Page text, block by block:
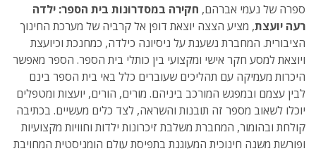
ספרה של נעמי אברהם, חקירה במסדרונות בית הספר: ילדה
רעה יועצת, מציע הצצה יוצאת דופן אל קרביה של מערכת החינוך
הציבורית. המחברת נשענת על ניסיונה כילדה, כמחנכת וכיועצת
ויוצאת למסע חקר אישי ומקצועי בין כותלי בית הספר. הספר מאפשר
היכרות מעמיקה עם תהליכים שעוברים כלל באי בית הספר בינם
לבין עצמם ובמפגש המורכב ביניהם. מורים, הורים, יועצות ומטפלים
יוכלו לשאוב מספר זה תובנות והשראה, לצד כלים מעשיים. בכתיבה
קולחת ובהומור, המחברת משלבת זיכרונות ילדות וחוויות מקצועיות
ופורשת משנה חינוכית המעוגנת בתפיסת עולם הומניסטית המחויבת